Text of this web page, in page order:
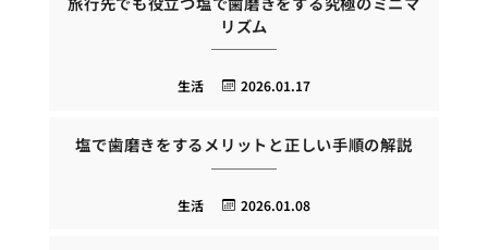
リズム
2026.01.17
生活
塩で歯磨きをするメリットと正しい手順の解説
2026.01.08
生活